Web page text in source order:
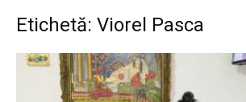
Etichetă: Viorel Pasca